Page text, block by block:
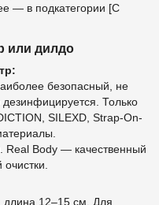
— в подкатегории [С
или дилдо
безопасный, не
Только
SILEXD, Strap-On-
Real Body — качественный
12–15 см. Для